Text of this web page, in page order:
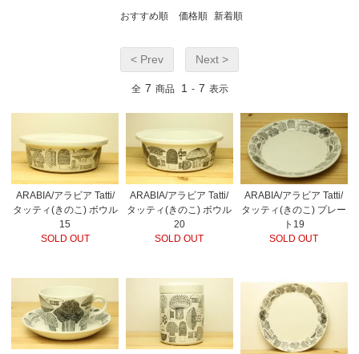
おすすめ順 価格順 新着順
< Prev Next >
全 7 商品 1 - 7 表示
ARABIA/アラビア Tatti/
タッティ(きのこ) ボウル
15
SOLD OUT
ARABIA/アラビア Tatti/
タッティ(きのこ) ボウル
20
SOLD OUT
ARABIA/アラビア Tatti/
タッティ(きのこ) プレー
ト19
SOLD OUT